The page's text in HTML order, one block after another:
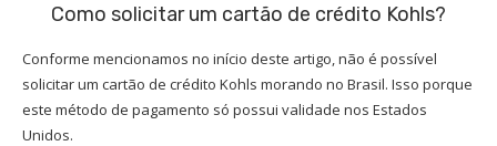
Como solicitar um cartão de crédito Kohls?
Conforme mencionamos no início deste artigo, não é possível
solicitar um cartão de crédito Kohls morando no Brasil. Isso porque
este método de pagamento só possui validade nos Estados
Unidos.